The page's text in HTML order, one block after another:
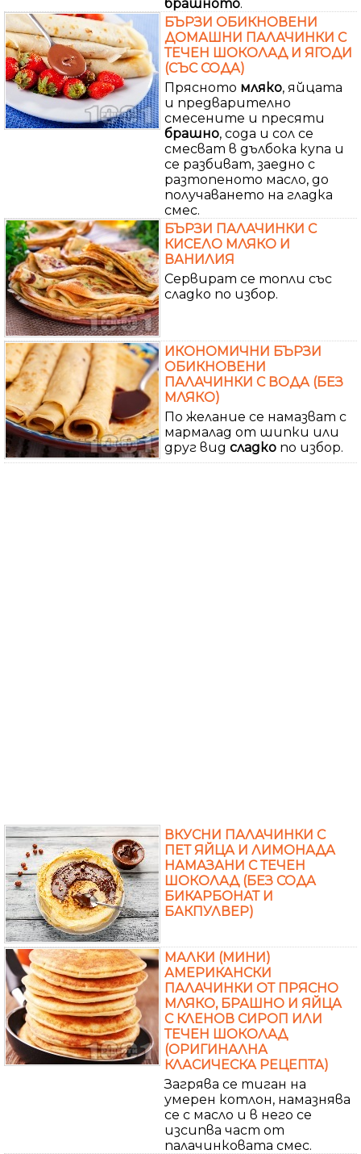
брашното.
БЪРЗИ ОБИКНОВЕНИ
ДОМАШНИ ПАЛАЧИНКИ С
ТЕЧЕН ШОКОЛАД И ЯГОДИ
(СЪС СОДА)
Прясното мляко, яйцата
и предварително
смесените и пресяти
брашно, сода и сол се
смесват в дълбока купа и
се разбиват, заедно с
разтопеното масло, до
получаването на гладка
смес.
БЪРЗИ ПАЛАЧИНКИ С
КИСЕЛО МЛЯКО И
ВАНИЛИЯ
Сервират се топли със
сладко по избор.
ИКОНОМИЧНИ БЪРЗИ
ОБИКНОВЕНИ
ПАЛАЧИНКИ С ВОДА (БЕЗ
МЛЯКО)
По желание се намазват с
мармалад от шипки или
друг вид сладко по избор.
ВКУСНИ ПАЛАЧИНКИ С
ПЕТ ЯЙЦА И ЛИМОНАДА
НАМАЗАНИ С ТЕЧЕН
ШОКОЛАД (БЕЗ СОДА
БИКАРБОНАТ И
БАКПУЛВЕР)
МАЛКИ (МИНИ)
АМЕРИКАНСКИ
ПАЛАЧИНКИ ОТ ПРЯСНО
МЛЯКО, БРАШНО И ЯЙЦА
С КЛЕНОВ СИРОП ИЛИ
ТЕЧЕН ШОКОЛАД
(ОРИГИНАЛНА
КЛАСИЧЕСКА РЕЦЕПТА)
Загрява се тиган на
умерен котлон, намазнява
се с масло и в него се
изсипва част от
палачинковата смес.